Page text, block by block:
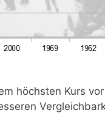
höchsten Kurs